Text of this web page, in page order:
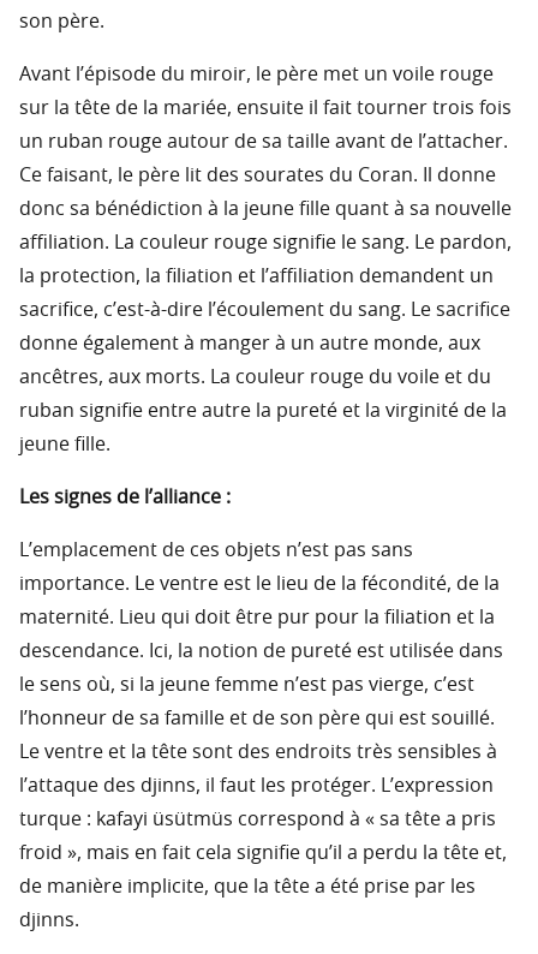
son père.
Avant l’épisode du miroir, le père met un voile rouge
sur la tête de la mariée, ensuite il fait tourner trois fois
un ruban rouge autour de sa taille avant de l’attacher.
Ce faisant, le père lit des sourates du Coran. Il donne
donc sa bénédiction à la jeune fille quant à sa nouvelle
affiliation. La couleur rouge signifie le sang. Le pardon,
la protection, la filiation et l’affiliation demandent un
sacrifice, c’est-à-dire l’écoulement du sang. Le sacrifice
donne également à manger à un autre monde, aux
ancêtres, aux morts. La couleur rouge du voile et du
ruban signifie entre autre la pureté et la virginité de la
jeune fille.
Les signes de l’alliance :
L’emplacement de ces objets n’est pas sans
importance. Le ventre est le lieu de la fécondité, de la
maternité. Lieu qui doit être pur pour la filiation et la
descendance. Ici, la notion de pureté est utilisée dans
le sens où, si la jeune femme n’est pas vierge, c’est
l’honneur de sa famille et de son père qui est souillé.
Le ventre et la tête sont des endroits très sensibles à
l’attaque des djinns, il faut les protéger. L’expression
turque : kafayi üsütmüs correspond à « sa tête a pris
froid », mais en fait cela signifie qu’il a perdu la tête et,
de manière implicite, que la tête a été prise par les
djinns.